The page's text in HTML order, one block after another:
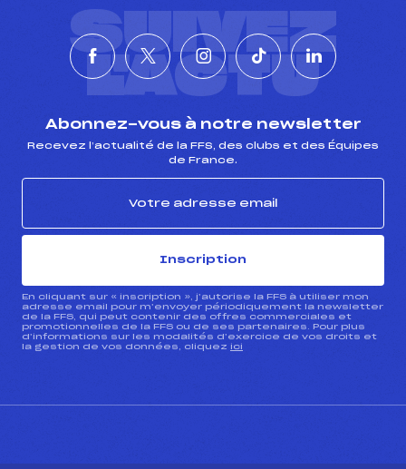
Pénalité appliquée :
139.3700
Catégorie :
U14+U16
SUIVEZ
L'ACTU
Abonnez-vous à notre newsletter
Recevez l’actualité de la FFS, des clubs et des Équipes
de France.
Inscription
En cliquant sur « inscription », j’autorise la FFS à utiliser mon
adresse email pour m’envoyer périodiquement la newsletter
de la FFS, qui peut contenir des offres commerciales et
promotionnelles de la FFS ou de ses partenaires. Pour plus
d’informations sur les modalités d’exercice de vos droits et
la gestion de vos données, cliquez ici